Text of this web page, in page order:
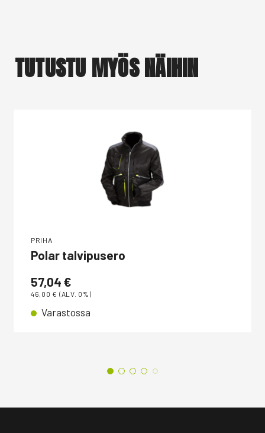
TUTUSTU MYÖS NÄIHIN
PRIHA
Polar talvipusero
57,04 €
46,00 € (ALV. 0%)
Varastossa